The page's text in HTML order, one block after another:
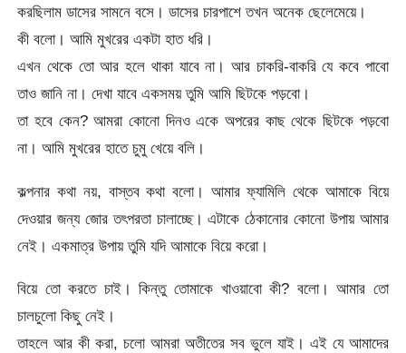
করছিলাম ডাসের সামনে বসে। ডাসের চারপাশে তখন অনেক ছেলেমেয়ে।
কী বলো। আমি মুখরের একটা হাত ধরি।
এখন থেকে তো আর হলে থাকা যাবে না। আর চাকরি-বাকরি যে কবে পাবো
তাও জানি না। দেখা যাবে একসময় তুমি আমি ছিটকে পড়বো।
তা হবে কেন? আমরা কোনো দিনও একে অপরের কাছ থেকে ছিটকে পড়বো
না। আমি মুখরের হাতে চুমু খেয়ে বলি।
কল্পনার কথা নয়, বাস্তব কথা বলো। আমার ফ্যামিলি থেকে আমাকে বিয়ে
দেওয়ার জন্য জোর তৎপরতা চালাচ্ছে। এটাকে ঠেকানোর কোনো উপায় আমার
নেই। একমাত্র উপায় তুমি যদি আমাকে বিয়ে করো।
বিয়ে তো করতে চাই। কিন্তু তোমাকে খাওয়াবো কী? বলো। আমার তো
চালচুলো কিছু নেই।
তাহলে আর কী করা, চলো আমরা অতীতের সব ভুলে যাই। এই যে আমাদের